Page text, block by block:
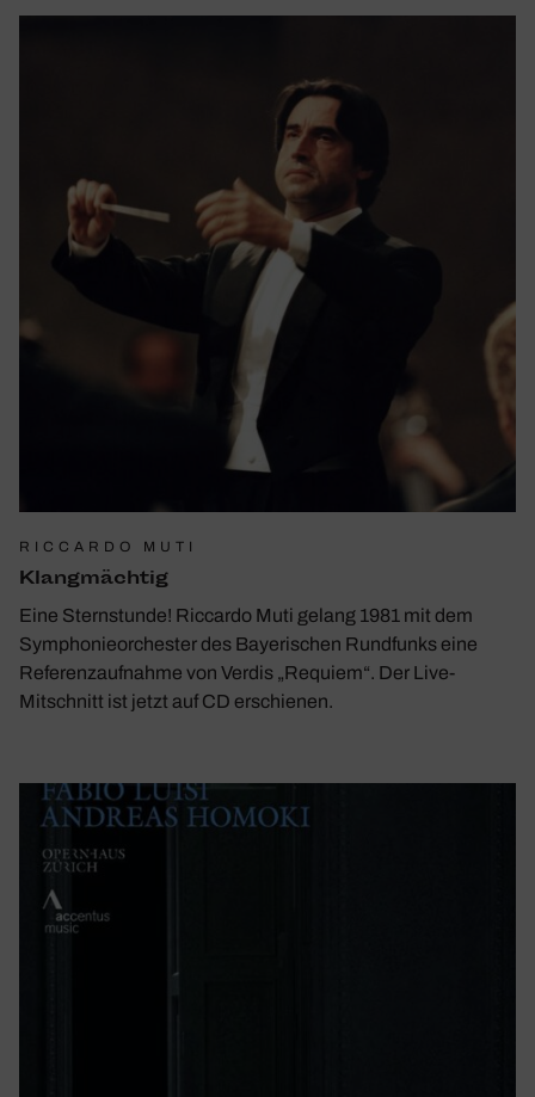
RICCARDO MUTI
Klang­mächtig
Eine Sternstunde! Riccardo Muti gelang 1981 mit dem
Symphonieorchester des Bayerischen Rundfunks eine
Referenzaufnahme von Verdis „Requiem“. Der Live-
Mitschnitt ist jetzt auf CD erschienen.